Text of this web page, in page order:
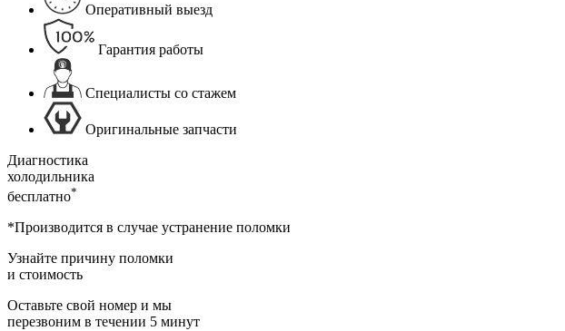
Оперативный выезд
Гарантия работы
Специалисты со стажем
Оригинальные запчасти
Диагностика
холодильника
бесплатно*
*Производится в случае устранение поломки
Узнайте причину поломки
и стоимость
Оставьте свой номер и мы
перезвоним в течении 5 минут